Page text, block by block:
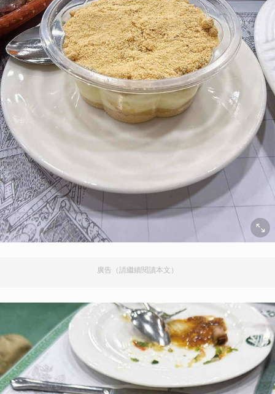
廣告（請繼續閱讀本文）